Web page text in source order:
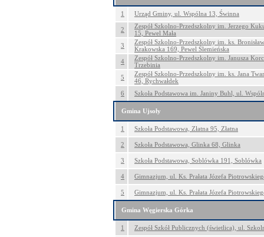
1 Urząd Gminy, ul. Wspólna 13, Świnna
2
Zespół Szkolno-Przedszkolny im. Jerzego
15, Pewel Mała
3
Zespół Szkolno-Przedszkolny im. ks.
Krakowska 169, Pewel Ślemieńska
4
Zespół Szkolno-Przedszkolny im. Janusza
Trzebinia
5
Zespół Szkolno-Przedszkolny im. ks. Jana
46, Rychwałdek
6
Szkoła Podstawowa im. Janiny Buhl, ul.
Gmina Ujsoły
1 Szkoła Podstawowa, Złatna 95, Złatna
2 Szkoła Podstawowa, Glinka 68, Glinka
3 Szkoła Podstawowa, Soblówka 191, Soblówka
4 Gimnazjum, ul. Ks. Prałata Józefa
5 Gimnazjum, ul. Ks. Prałata Józefa
Gmina Węgierska Górka
1 Zespół Szkół Publicznych (świetlica), ul.